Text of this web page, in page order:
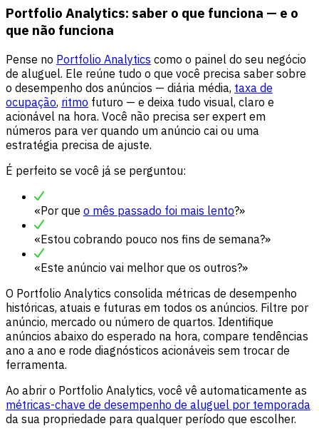
Portfolio Analytics: saber o que funciona — e o
que não funciona
Pense no Portfolio Analytics como o painel do seu negócio
de aluguel. Ele reúne tudo o que você precisa saber sobre
o desempenho dos anúncios — diária média, taxa de
ocupação, ritmo futuro — e deixa tudo visual, claro e
acionável na hora. Você não precisa ser expert em
números para ver quando um anúncio cai ou uma
estratégia precisa de ajuste.
É perfeito se você já se perguntou:
«Por que o mês passado foi mais lento?»
«Estou cobrando pouco nos fins de semana?»
«Este anúncio vai melhor que os outros?»
O Portfolio Analytics consolida métricas de desempenho
históricas, atuais e futuras em todos os anúncios. Filtre por
anúncio, mercado ou número de quartos. Identifique
anúncios abaixo do esperado na hora, compare tendências
ano a ano e rode diagnósticos acionáveis sem trocar de
ferramenta.
Ao abrir o Portfolio Analytics, você vê automaticamente as
métricas-chave de desempenho de aluguel por temporada
da sua propriedade para qualquer período que escolher.